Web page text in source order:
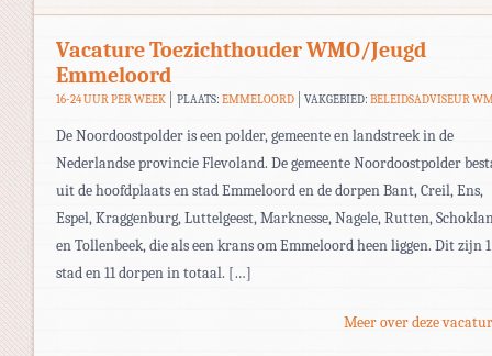
Vacature Toezichthouder WMO/Jeugd
Emmeloord
16-24 UUR PER WEEK PLAATS: EMMELOORD VAKGEBIED:BELEIDSADVISEUR
De Noordoostpolder is een polder, gemeente en landstreek in de
Nederlandse provincie Flevoland. De gemeente Noordoostpolder
uit de hoofdplaats en stad Emmeloord en de dorpen Bant, Creil, Ens,
Espel, Kraggenburg, Luttelgeest, Marknesse, Nagele, Rutten,
en Tollenbeek, die als een krans om Emmeloord heen liggen. Dit zijn 1
stad en 11 dorpen in totaal. […]
Meer over deze